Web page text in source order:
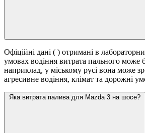
Офіційні дані ( ) отримані в
умовах водіння витрата пального
наприклад, у міському русі вона може
агресивне водіння, клімат та дорожні
Яка витрата палива для Mazda 3 на шосе?